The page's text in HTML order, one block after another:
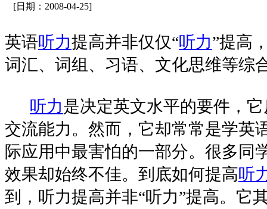
[日期：2008-04-25]
英语听力提高并非仅仅“听力”提高
词汇、词组、习语、文化思维等综
听力是决定英文水平的要件，
交流能力。然而，它却常常是学英
际应用中最害怕的一部分。很多同
效果却始终不佳。到底如何提高听
到，听力提高并非“听力”提高。它